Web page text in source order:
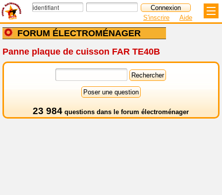
FORUM ÉLECTROMÉNAGER
S'inscrire Aide
Panne plaque de cuisson FAR TE40B
23 984 questions dans le forum électroménager